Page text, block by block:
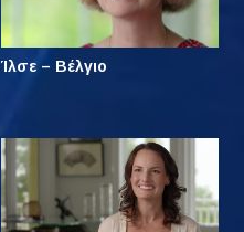
Ίλσε – Βέλγιο